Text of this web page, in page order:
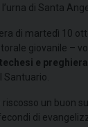
di Santa
di martedì 10
giovanile –
e preghiera
Santuario.
un buon
di